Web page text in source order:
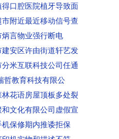
附近最近移动信号查
言物业强行断电
安区许由街道轩艺发
米互联科技公司任通
哲教育科技有限公
花语房屋顶板多处裂
文化有限公司虚假宣
保修期内推诿拒保
机实物和描述不符
号码无法激活